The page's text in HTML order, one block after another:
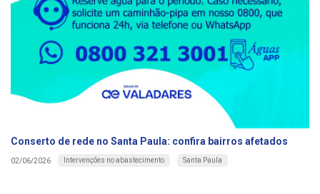
Conserto de rede no Santa Paula: confira bairros afetados
02/06/2026 Intervenções no abastecimento Santa Paula